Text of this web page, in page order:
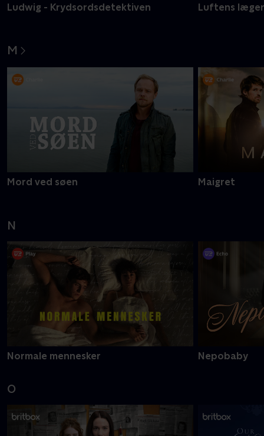
Ludwig - Krydsordsdetektiven Luftens læger
M
Mord ved søen Maigret
N
Normale mennesker Nepobaby
O